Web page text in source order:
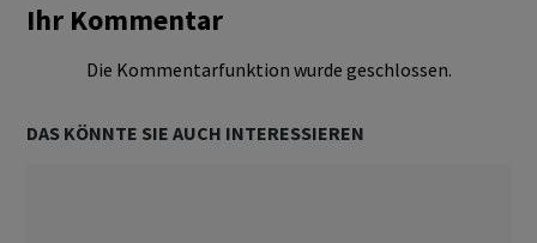
Ihr Kommentar
Die Kommentarfunktion wurde geschlossen.
DAS KÖNNTE SIE AUCH INTERESSIEREN